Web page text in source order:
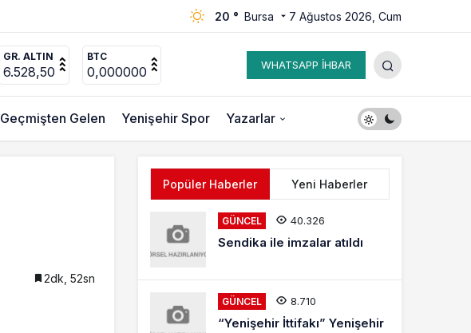
20 ° Bursa 7 Ağustos 2026, Cum
GR. ALTIN
6.528,50
BTC
0,000000 WHATSAPP İHBAR
Geçmişten Gelen Yenişehir Spor Yazarlar
2dk, 52sn
Popüler Haberler Yeni Haberler
GÜNCEL 40.326
Sendika ile imzalar atıldı
GÜNCEL 8.710
“Yenişehir İttifakı” Yenişehir